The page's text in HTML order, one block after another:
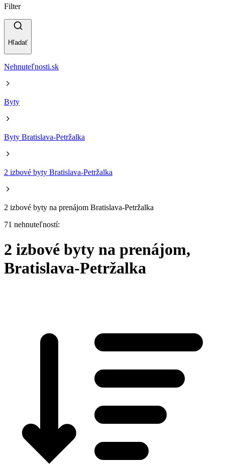
Filter
Hľadať
Nehnuteľnosti.sk
Byty
Byty Bratislava-Petržalka
2 izbové byty Bratislava-Petržalka
2 izbové byty na prenájom Bratislava-Petržalka
71 nehnuteľností:
2 izbové byty na prenájom,
Bratislava-Petržalka